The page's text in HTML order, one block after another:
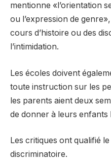
mentionne «l’orientation
ou l’expression de
cours d’histoire ou des
l’intimidation.
Les écoles doivent
toute instruction sur les
les parents aient deux
de donner à leurs enfants
Les critiques ont qualifié
discriminatoire.